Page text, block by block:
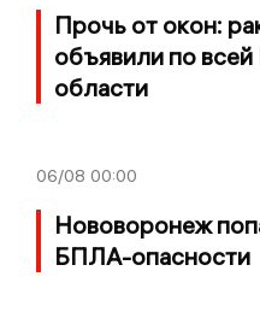
Прочь от окон:
объявили по
области
06/08 00:00
Нововоронеж
БПЛА-опасности